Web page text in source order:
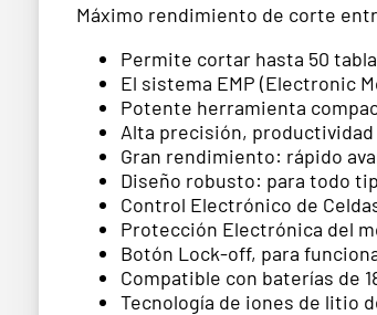
Máximo rendimiento de corte
Permite cortar hasta 50
El sistema EMP (Electronic
Potente herramienta
Alta precisión,
Gran rendimiento: rápido
Diseño robusto: para todo
Control Electrónico de
Protección Electrónica del
Botón Lock-off, para
Compatible con baterías de
Tecnología de iones de litio